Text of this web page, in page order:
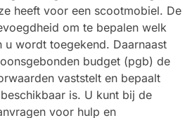
heeft voor een scootmobiel. De
om te bepalen welk
wordt toegekend. Daarnaast
budget (pgb) de
vaststelt en bepaalt
is. U kunt bij de
voor hulp en